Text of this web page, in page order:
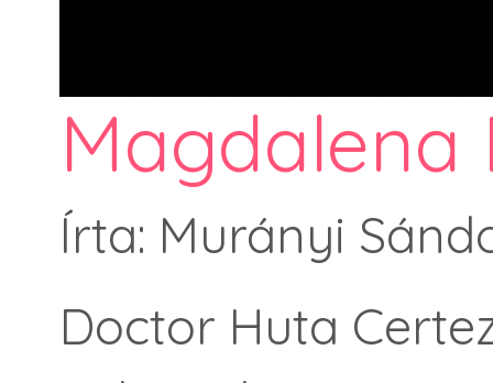
Magdalena
Írta: Murányi
Doctor Huta